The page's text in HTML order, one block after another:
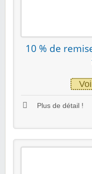
10 % de
Plus de détail !